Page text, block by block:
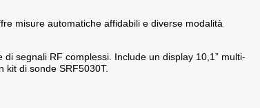
misure automatiche affidabili e diverse modalità
segnali RF complessi. Include un display 10,1” multi-
kit di sonde SRF5030T.